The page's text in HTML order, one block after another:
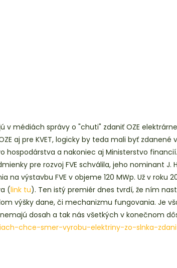
v médiách správy o "chuti" zdaniť OZE
aj pre KVET, logicky by teda mali byť
hospodárstva a nakoniec aj Ministerstvo
pre rozvoj FVE schválila, jeho nominant J.
na výstavbu FVE v objeme 120 MWp. Už v
(link tu). Ten istý premiér dnes tvrdí, že ním
výšky dane, či mechanizmu fungovania. Je
dosah a tak nás všetkých v konečnom
chce-smer-vyrobu-elektriny-zo-slnka-